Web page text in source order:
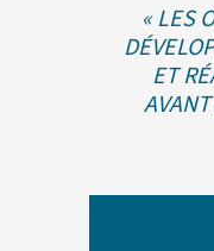
«LES
ET